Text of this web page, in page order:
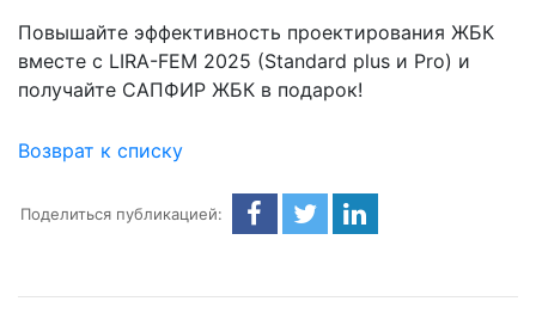
Повышайте эффективность проектирования ЖБК
вместе с LIRA-FEM 2025 (Standard plus и Pro) и
получайте САПФИР ЖБК в подарок!
Возврат к списку
Поделиться публикацией: